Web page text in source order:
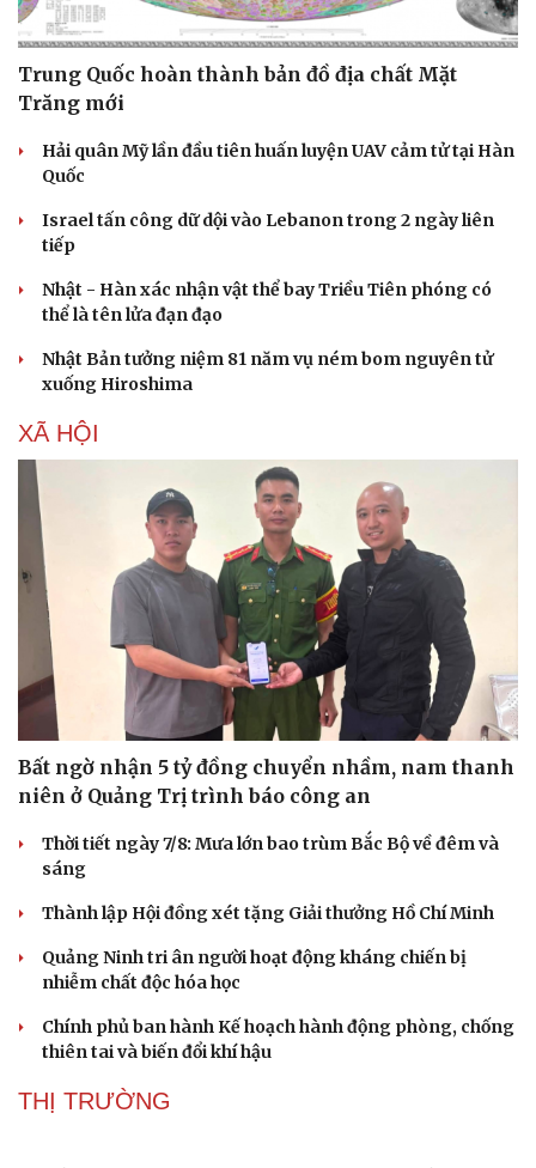
Doanh nghiệp
Thông tin doanh nghiệp
Doanh nghiệp 24h
Doanh nhân
Vì cộng đồng
Công nghệ
Sành điệu
Tin Công nghệ
Trải nghiệm
Trung Quốc hoàn thành bản đồ địa chất Mặt
Trăng mới
Hải quân Mỹ lần đầu tiên huấn luyện UAV cảm tử tại Hàn
Quốc
Israel tấn công dữ dội vào Lebanon trong 2 ngày liên
tiếp
Nhật - Hàn xác nhận vật thể bay Triều Tiên phóng có
thể là tên lửa đạn đạo
Nhật Bản tưởng niệm 81 năm vụ ném bom nguyên tử
xuống Hiroshima
XÃ HỘI
Bất ngờ nhận 5 tỷ đồng chuyển nhầm, nam thanh
niên ở Quảng Trị trình báo công an
Thời tiết ngày 7/8: Mưa lớn bao trùm Bắc Bộ về đêm và
sáng
Thành lập Hội đồng xét tặng Giải thưởng Hồ Chí Minh
Quảng Ninh tri ân người hoạt động kháng chiến bị
nhiễm chất độc hóa học
Chính phủ ban hành Kế hoạch hành động phòng, chống
thiên tai và biến đổi khí hậu
THỊ TRƯỜNG